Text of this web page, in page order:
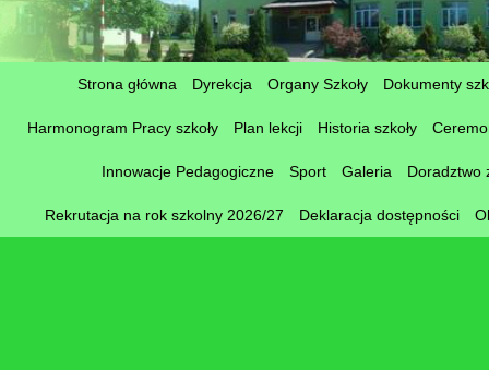
Strona główna Dyrekcja Organy Szkoły Dokumenty
Harmonogram Pracy szkoły Plan lekcji Historia szkoły
Innowacje Pedagogiczne Sport Galeria Doradztwo
Rekrutacja na rok szkolny 2026/27 Deklaracja dostępności